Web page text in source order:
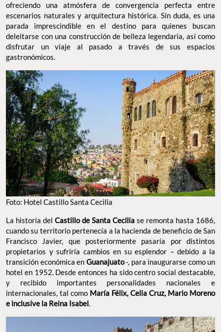
ofreciendo una atmósfera de convergencia perfecta entre
escenarios naturales y arquitectura histórica. Sin duda, es una
parada imprescindible en el destino para quienes buscan
deleitarse con una construcción de belleza legendaria, así como
disfrutar un viaje al pasado a través de sus espacios
gastronómicos.
Foto: Hotel Castillo Santa Cecilia
La historia del Castillo de Santa Cecilia se remonta hasta 1686,
cuando su territorio pertenecía a la hacienda de beneficio de San
Francisco Javier, que posteriormente pasaría por distintos
propietarios y sufriría cambios en su esplendor – debido a la
transición económica en Guanajuato-, para inaugurarse como un
hotel en 1952. Desde entonces ha sido centro social destacable,
y recibido importantes personalidades nacionales e
internacionales, tal como María Félix, Celia Cruz, Mario Moreno
e inclusive la Reina Isabel.